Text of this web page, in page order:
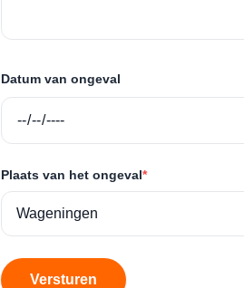
Datum van ongeval
Plaats van het ongeval*
Versturen